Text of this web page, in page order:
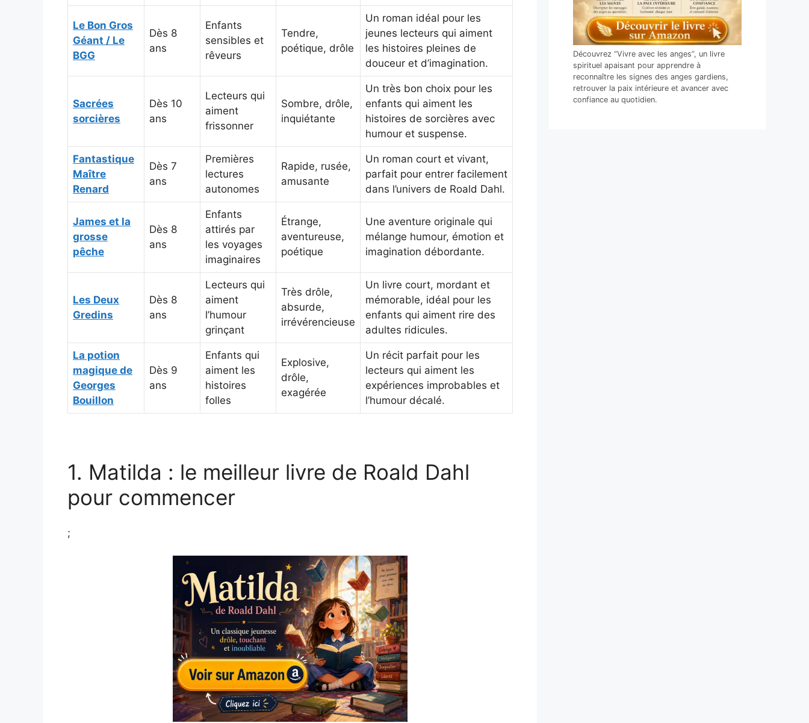
Le Bon Gros
Géant / Le
BGG
Dès 8
ans
Enfants
sensibles et
rêveurs
Tendre,
poétique, drôle
Un roman idéal pour les
jeunes lecteurs qui aiment
les histoires pleines de
douceur et d’imagination.
Sacrées
sorcières
Dès 10
ans
Lecteurs qui
aiment
frissonner
Sombre, drôle,
inquiétante
Un très bon choix pour les
enfants qui aiment les
histoires de sorcières avec
humour et suspense.
Fantastique
Maître
Renard
Dès 7
ans
Premières
lectures
autonomes
Rapide, rusée,
amusante
Un roman court et vivant,
parfait pour entrer facilement
dans l’univers de Roald Dahl.
James et la
grosse
pêche
Dès 8
ans
Enfants
attirés par
les voyages
imaginaires
Étrange,
aventureuse,
poétique
Une aventure originale qui
mélange humour, émotion et
imagination débordante.
Les Deux
Gredins
Dès 8
ans
Lecteurs qui
aiment
l’humour
grinçant
Très drôle,
absurde,
irrévérencieuse
Un livre court, mordant et
mémorable, idéal pour les
enfants qui aiment rire des
adultes ridicules.
La potion
magique de
Georges
Bouillon
Dès 9
ans
Enfants qui
aiment les
histoires
folles
Explosive,
drôle,
exagérée
Un récit parfait pour les
lecteurs qui aiment les
expériences improbables et
l’humour décalé.
1. Matilda : le meilleur livre de Roald Dahl
pour commencer
;
Découvrez “Vivre avec les anges”, un livre
spirituel apaisant pour apprendre à
reconnaître les signes des anges gardiens,
retrouver la paix intérieure et avancer avec
confiance au quotidien.